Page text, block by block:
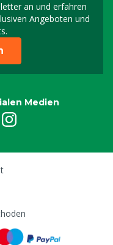
an und erfahren
Angeboten und
Sie sich für
Medien